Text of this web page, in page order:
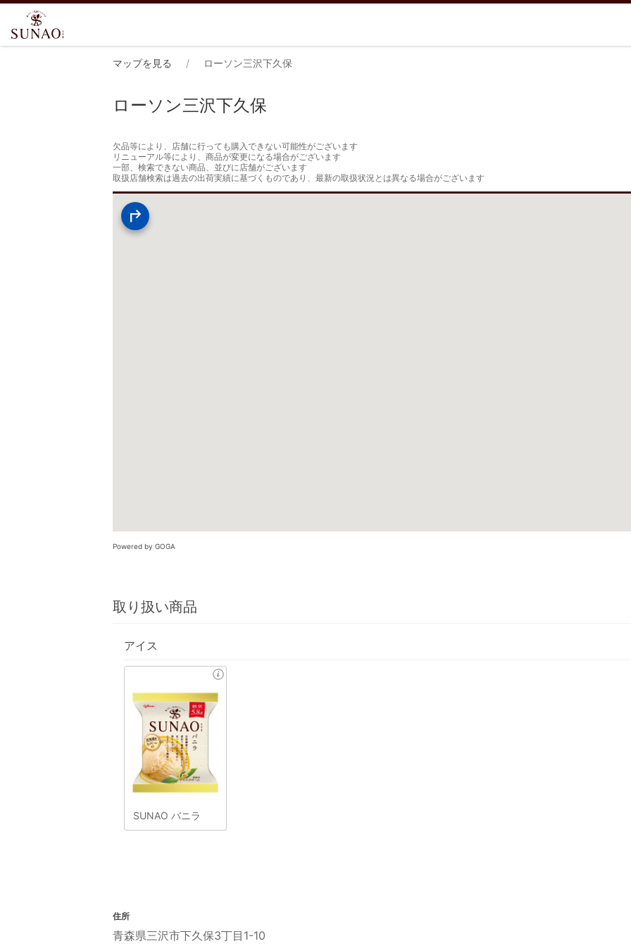
マップを見る ローソン三沢下久保
ローソン三沢下久保
欠品等により、店舗に行っても購入できない可能性がございます
リニューアル等により、商品が変更になる場合がございます
一部、検索できない商品、並びに店舗がございます
取扱店舗検索は過去の出荷実績に基づくものであり、最新の取扱状況とは異なる場合がございます
Powered by GOGA
取り扱い商品
アイス
SUNAO バニラ
住所
青森県三沢市下久保3丁目1-10